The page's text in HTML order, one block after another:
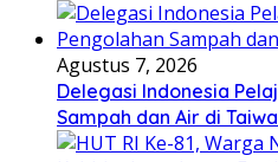
Agustus 7, 2026
Delegasi Indonesia
Sampah dan Air di